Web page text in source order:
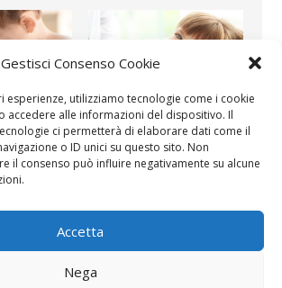
Gestisci Consenso Cookie
esperienze, utilizziamo tecnologie come i cookie
accedere alle informazioni del dispositivo. Il
ci permetterà di elaborare dati come il
o ID unici su questo sito. Non
il consenso può influire negativamente su alcune
Accetta
Nega
SOS Pediatra